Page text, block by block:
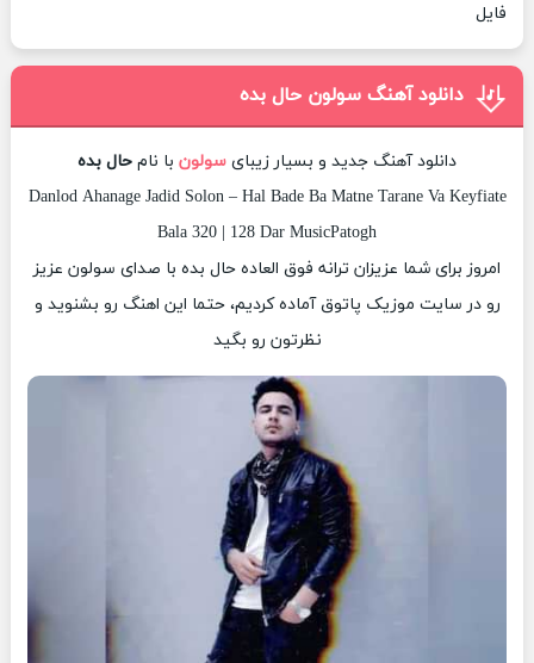
فایل
دانلود آهنگ سولون حال بده
دانلود آهنگ جدید و بسیار زیبای سولون با نام حال بده
Danlod Ahanage Jadid Solon – Hal Bade Ba Matne Tarane Va Keyfiate
Bala 320 | 128 Dar MusicPatogh
امروز برای شما عزیزان ترانه فوق العاده حال بده با صدای سولون عزیز
رو در سایت موزیک پاتوق آماده کردیم، حتما این اهنگ رو بشنوید و
نظرتون رو بگید